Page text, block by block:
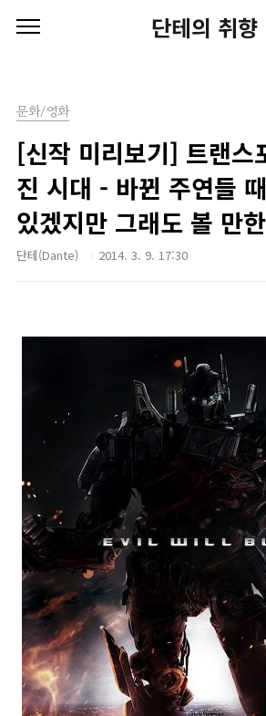
단테의 취향
문화/영화
[신작 미리보기] 트랜스
진 시대 - 바뀐 주연들
있겠지만 그래도 볼 만
단테(Dante) 2014. 3. 9. 17:30